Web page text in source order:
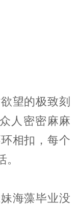
望的极致刻
人密密麻麻
相扣，每个
海藻毕业没